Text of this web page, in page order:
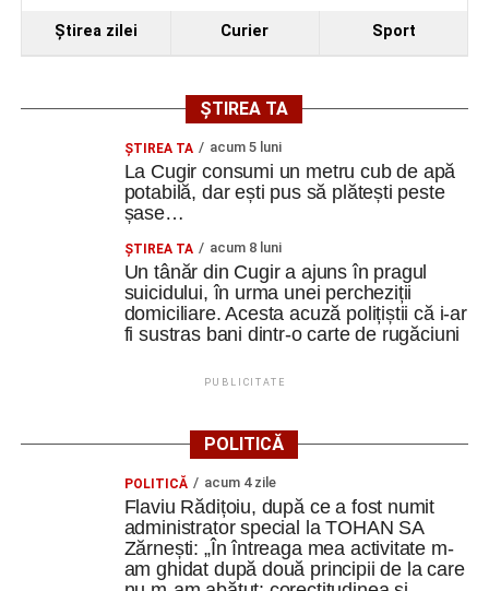
Ştirea zilei Curier Sport
ȘTIREA TA
ȘTIREA TA acum 5 luni
La Cugir consumi un metru cub de apă
potabilă, dar ești pus să plătești peste
șase…
ȘTIREA TA acum 8 luni
Un tânăr din Cugir a ajuns în pragul
suicidului, în urma unei percheziții
domiciliare. Acesta acuză polițiștii că i-ar
fi sustras bani dintr-o carte de rugăciuni
PUBLICITATE
POLITICĂ
POLITICĂ acum 4 zile
Flaviu Rădițoiu, după ce a fost numit
administrator special la TOHAN SA
Zărnești: „În întreaga mea activitate m-
am ghidat după două principii de la care